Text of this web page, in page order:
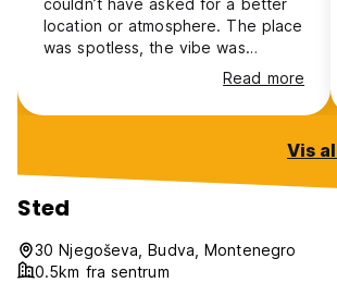
couldn’t have asked for a better
location or atmosphere. The place
was spotless, the vibe was
fantastic, and the staff were
incredibly welcoming. A special
thank you for managing to find a
appreciated it and would happily
recommend this place to anyone!
Natalia
Read more
Vis
Sted
30 Njegoševa, Budva, Montenegro
0.5km fra sentrum